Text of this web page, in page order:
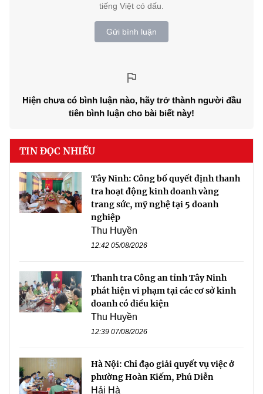
tiếng Việt có dấu.
Gửi bình luận
Hiện chưa có bình luận nào, hãy trở thành người đầu
tiên bình luận cho bài biết này!
TIN ĐỌC NHIỀU
Tây Ninh: Công bố quyết định thanh
tra hoạt động kinh doanh vàng
trang sức, mỹ nghệ tại 5 doanh
nghiệp
Thu Huyền
12:42 05/08/2026
Thanh tra Công an tỉnh Tây Ninh
phát hiện vi phạm tại các cơ sở kinh
doanh có điều kiện
Thu Huyền
12:39 07/08/2026
Hà Nội: Chỉ đạo giải quyết vụ việc ở
phường Hoàn Kiếm, Phú Diễn
Hải Hà